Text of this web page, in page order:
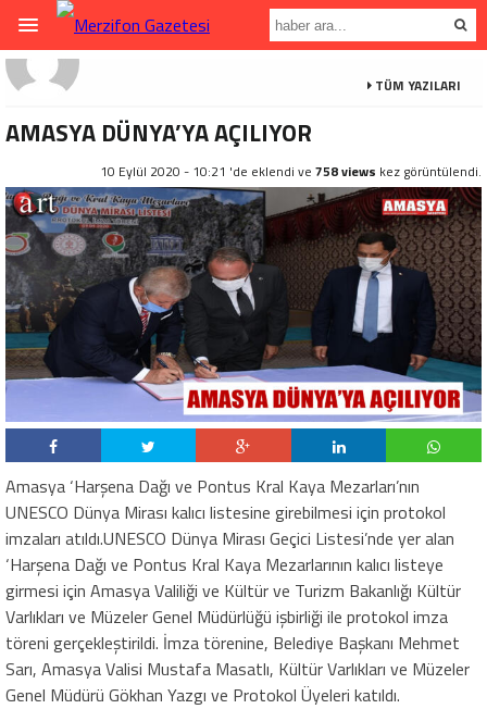
TÜM YAZILARI
AMASYA DÜNYA’YA AÇILIYOR
10 Eylül 2020 - 10:21 'de eklendi ve 758 views kez görüntülendi.
Amasya ‘Harşena Dağı ve Pontus Kral Kaya Mezarları’nın
UNESCO Dünya Mirası kalıcı listesine girebilmesi için protokol
imzaları atıldı.UNESCO Dünya Mirası Geçici Listesi’nde yer alan
‘Harşena Dağı ve Pontus Kral Kaya Mezarlarının kalıcı listeye
girmesi için Amasya Valiliği ve Kültür ve Turizm Bakanlığı Kültür
Varlıkları ve Müzeler Genel Müdürlüğü işbirliği ile protokol imza
töreni gerçekleştirildi. İmza törenine, Belediye Başkanı Mehmet
Sarı, Amasya Valisi Mustafa Masatlı, Kültür Varlıkları ve Müzeler
Genel Müdürü Gökhan Yazgı ve Protokol Üyeleri katıldı.